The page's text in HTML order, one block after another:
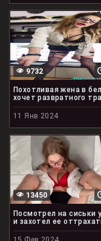
9732
Похотливая жена в
хочет развратного
11 Янв 2024
13450
Посмотрел на сиськи
и захотел ее